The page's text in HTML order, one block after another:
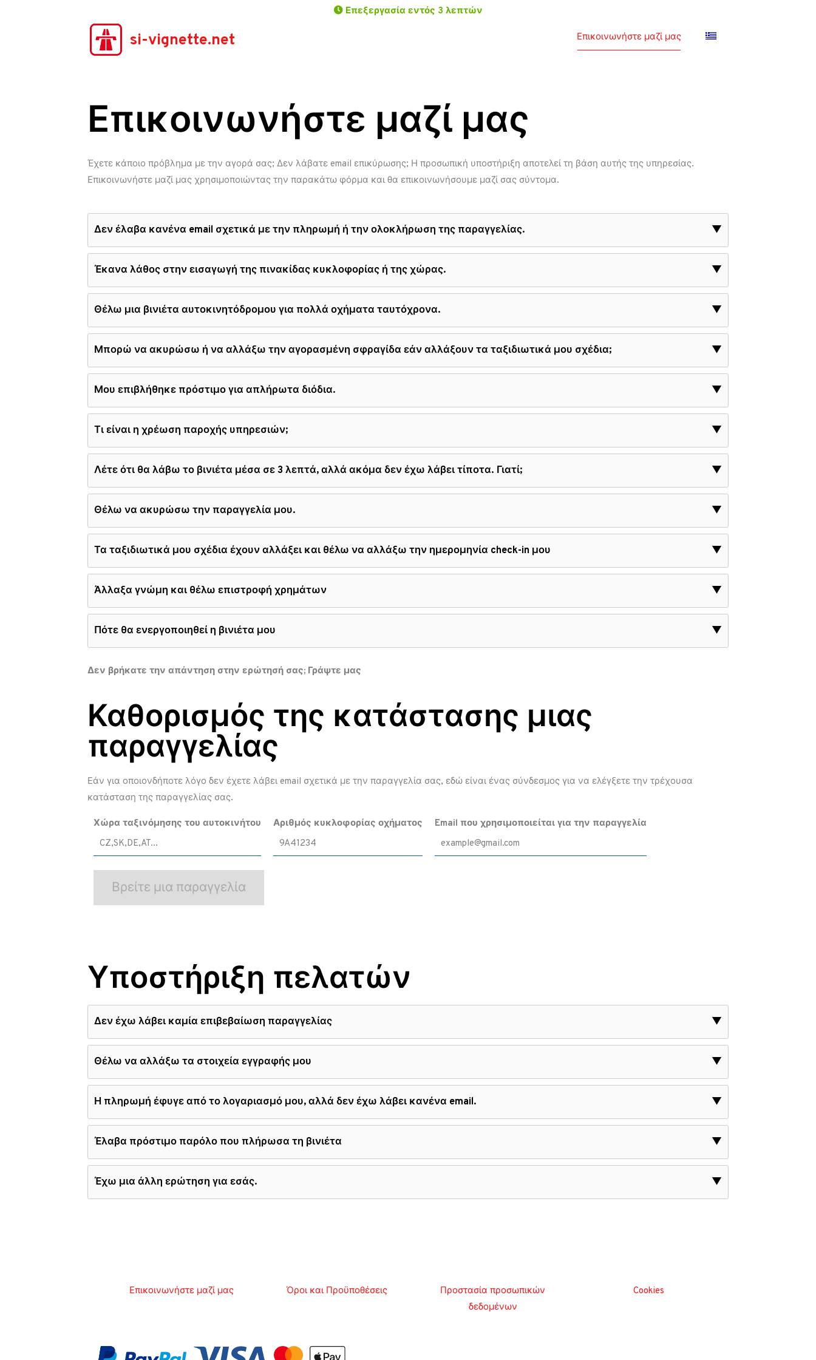
Επεξεργασία εντός 3 λεπτών
si-vignette.net Επικοινωνήστε μαζί μας
Επικοινωνήστε μαζί μας
Έχετε κάποιο πρόβλημα με την αγορά σας; Δεν λάβατε email επικύρωσης; Η προσωπική υποστήριξη αποτελεί τη βάση αυτής της υπηρεσίας.
Επικοινωνήστε μαζί μας χρησιμοποιώντας την παρακάτω φόρμα και θα επικοινωνήσουμε μαζί σας σύντομα.
Δεν έλαβα κανένα email σχετικά με την πληρωμή ή την ολοκλήρωση της παραγγελίας. ▼
Έκανα λάθος στην εισαγωγή της πινακίδας κυκλοφορίας ή της χώρας. ▼
Θέλω μια βινιέτα αυτοκινητόδρομου για πολλά οχήματα ταυτόχρονα. ▼
Μπορώ να ακυρώσω ή να αλλάξω την αγορασμένη σφραγίδα εάν αλλάξουν τα ταξιδιωτικά μου σχέδια; ▼
Μου επιβλήθηκε πρόστιμο για απλήρωτα διόδια. ▼
Τι είναι η χρέωση παροχής υπηρεσιών; ▼
Λέτε ότι θα λάβω το βινιέτα μέσα σε 3 λεπτά, αλλά ακόμα δεν έχω λάβει τίποτα. Γιατί; ▼
Θέλω να ακυρώσω την παραγγελία μου. ▼
Τα ταξιδιωτικά μου σχέδια έχουν αλλάξει και θέλω να αλλάξω την ημερομηνία check-in μου ▼
Άλλαξα γνώμη και θέλω επιστροφή χρημάτων ▼
Πότε θα ενεργοποιηθεί η βινιέτα μου ▼
Δεν βρήκατε την απάντηση στην ερώτησή σας; Γράψτε μας
Καθορισμός της κατάστασης μιας
παραγγελίας
Εάν για οποιονδήποτε λόγο δεν έχετε λάβει email σχετικά με την παραγγελία σας, εδώ είναι ένας σύνδεσμος για να ελέγξετε την τρέχουσα
κατάσταση της παραγγελίας σας.
Χώρα ταξινόμησης του αυτοκινήτου Αριθμός κυκλοφορίας οχήματος Email που χρησιμοποιείται για την παραγγελία
Υποστήριξη πελατών
Δεν έχω λάβει καμία επιβεβαίωση παραγγελίας ▼
Θέλω να αλλάξω τα στοιχεία εγγραφής μου ▼
Η πληρωμή έφυγε από το λογαριασμό μου, αλλά δεν έχω λάβει κανένα email. ▼
Έλαβα πρόστιμο παρόλο που πλήρωσα τη βινιέτα ▼
Έχω μια άλλη ερώτηση για εσάς. ▼
Επικοινωνήστε μαζί μας Όροι και Προϋποθέσεις
Προστασία προσωπικών
δεδομένων
Cookies